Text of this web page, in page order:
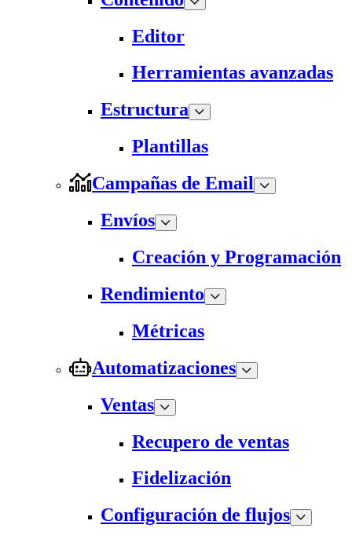
Editor
Herramientas avanzadas
Estructura
Plantillas
Campañas de Email
Envíos
Creación y Programación
Rendimiento
Métricas
Automatizaciones
Ventas
Recupero de ventas
Fidelización
Configuración de flujos